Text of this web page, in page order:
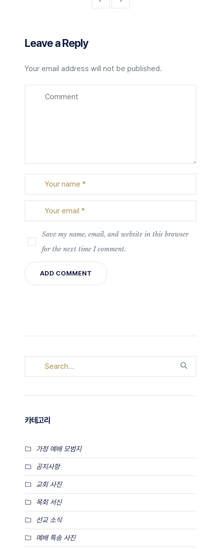
Leave a Reply
Your email address will not be published.
Save my name, email, and website in this browser
for the next time I comment.
카테고리
가정 예배 모범지
공지사항
교회 사진
목회 서신
선교 소식
예배 특송 사진